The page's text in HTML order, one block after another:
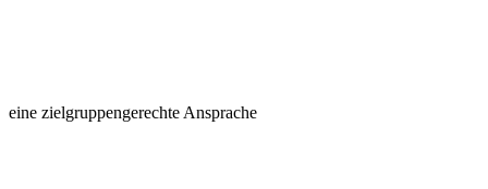
eine zielgruppengerechte Ansprache